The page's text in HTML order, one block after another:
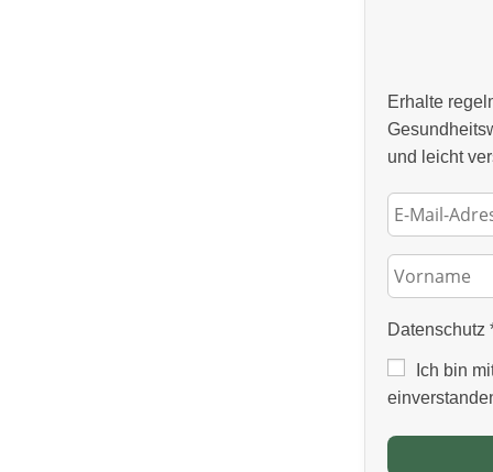
Erhalte
und leicht
Datenschutz
Ich bin